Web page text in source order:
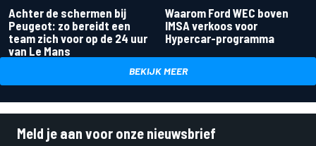
Achter de schermen bij
Peugeot: zo bereidt een
team zich voor op de 24 uur
van Le Mans
Waarom Ford WEC boven
IMSA verkoos voor
Hypercar-programma
BEKIJK MEER
Meld je aan voor onze nieuwsbrief